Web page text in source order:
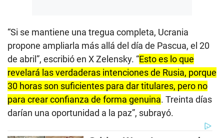
“Si se mantiene una tregua completa, Ucrania
propone ampliarla más allá del día de Pascua, el 20
de abril”, escribió en X Zelensky. “Esto es lo que
revelará las verdaderas intenciones de Rusia, porque
30 horas son suficientes para dar titulares, pero no
para crear confianza de forma genuina. Treinta días
darían una oportunidad a la paz”, subrayó.